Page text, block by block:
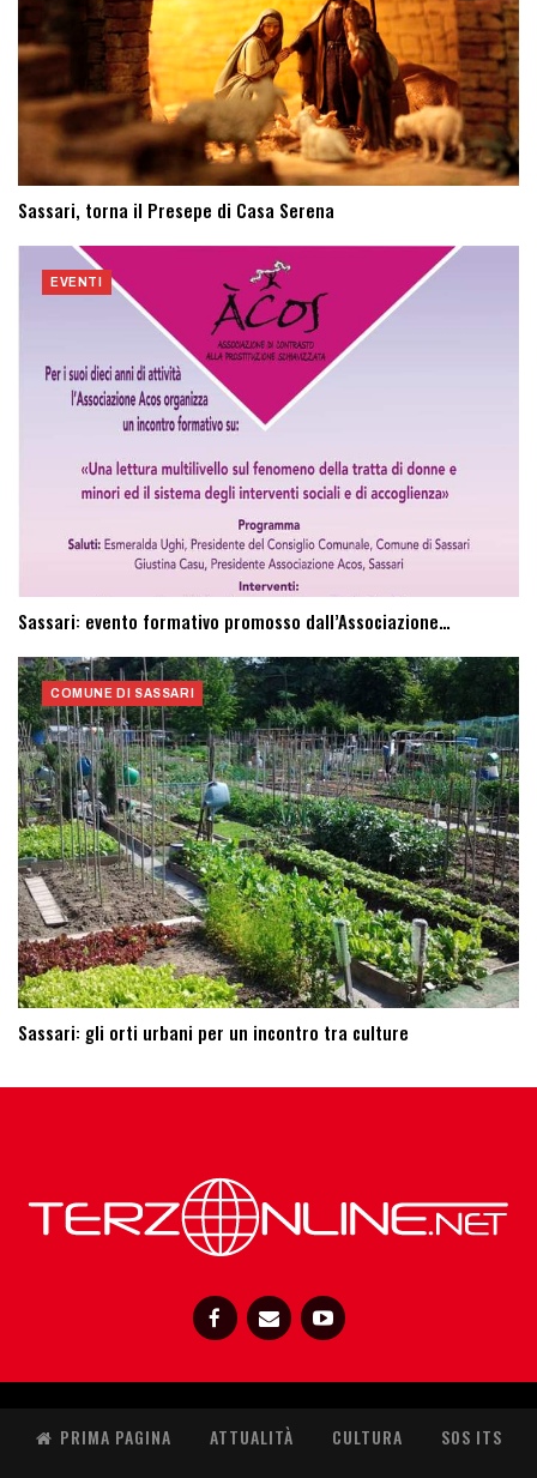
Sassari, torna il Presepe di Casa Serena
EVENTI
Sassari: evento formativo promosso dall’Associazione…
COMUNE DI SASSARI
Sassari: ​gli orti urbani per un incontro tra culture
PRIMA PAGINA ATTUALITÀ CULTURA SOS ITS